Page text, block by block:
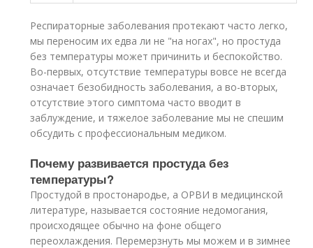
Респираторные заболевания протекают часто легко,
мы переносим их едва ли не "на ногах", но простуда
без температуры может причинить и беспокойство.
Во-первых, отсутствие температуры вовсе не всегда
означает безобидность заболевания, а во-вторых,
отсутствие этого симптома часто вводит в
заблуждение, и тяжелое заболевание мы не спешим
обсудить с профессиональным медиком.
Почему развивается простуда без
температуры?
Простудой в простонародье, а ОРВИ в медицинской
литературе, называется состояние недомогания,
происходящее обычно на фоне общего
переохлаждения. Перемерзнуть мы можем и в зимнее